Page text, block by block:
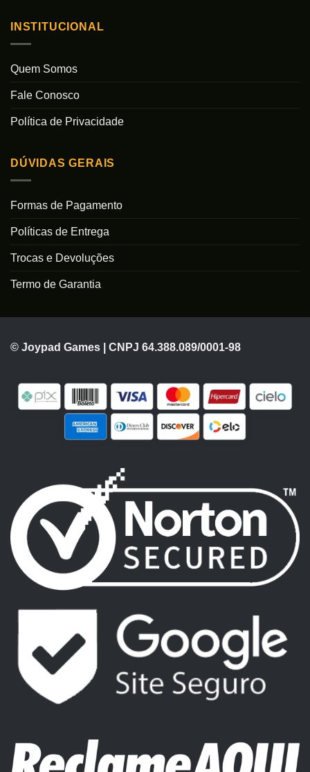
INSTITUCIONAL
Quem Somos
Fale Conosco
Política de Privacidade
DÚVIDAS GERAIS
Formas de Pagamento
Políticas de Entrega
Trocas e Devoluções
Termo de Garantia
© Joypad Games | CNPJ 64.388.089/0001-98